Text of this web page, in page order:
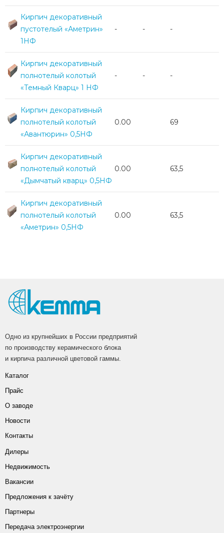
Кирпич декоративный
пустотелый «Аметрин»
1НФ
- - -
Кирпич декоративный
полнотелый колотый
«Темный Кварц» 1 НФ
- - -
Кирпич декоративный
полнотелый колотый
«Авантюрин» 0,5НФ
0.00 69
Кирпич декоративный
полнотелый колотый
«Дымчатый кварц» 0,5НФ
0.00 63,5
Кирпич декоративный
полнотелый колотый
«Аметрин» 0,5НФ
0.00 63,5
Одно из крупнейших в России предприятий
по производству керамического блока
и кирпича различной цветовой гаммы.
Каталог
Прайс
О заводе
Новости
Контакты
Дилеры
Недвижимость
Вакансии
Предложения к зачёту
Партнеры
Передача электроэнергии